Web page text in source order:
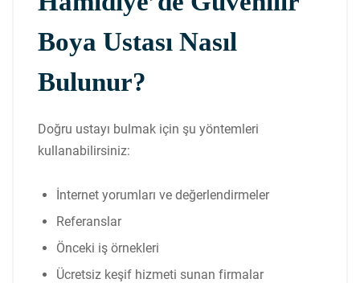
Boya Ustası Nasıl
Bulunur?
Doğru ustayı bulmak için şu yöntemleri
kullanabilirsiniz:
İnternet yorumları ve değerlendirmeler
Referanslar
Önceki iş örnekleri
Ücretsiz keşif hizmeti sunan firmalar